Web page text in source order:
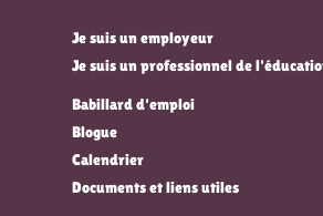
Je suis un employeur
Je suis un professionnel de
Babillard d'emploi
Blogue
Calendrier
Documents et liens utiles